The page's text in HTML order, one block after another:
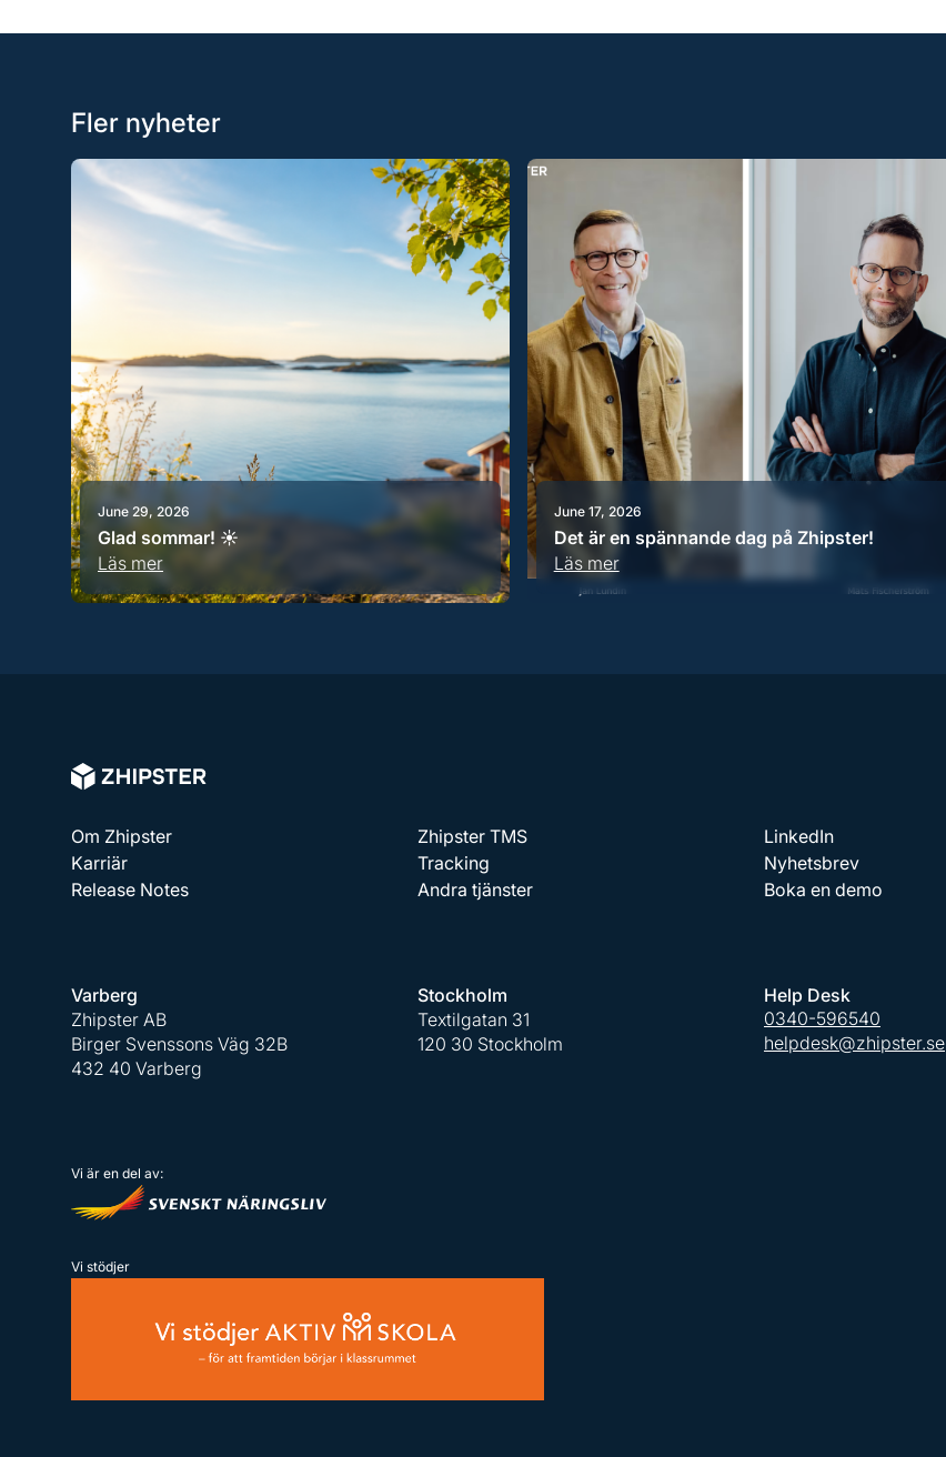
Fler nyheter
June 29, 2026
Glad sommar! ☀️
Läs mer
June 17, 2026
Det är en spännande dag på Zhipster!
Läs mer
Om Zhipster
Karriär
Release Notes
Zhipster TMS
Tracking
Andra tjänster
LinkedIn
Nyhetsbrev
Boka en demo
Varberg
Zhipster AB
Birger Svenssons Väg 32B
432 40 Varberg
Stockholm
Textilgatan 31
120 30 Stockholm
Help Desk
0340-596540
helpdesk@zhipster.se
Vi är en del av:
Vi stödjer